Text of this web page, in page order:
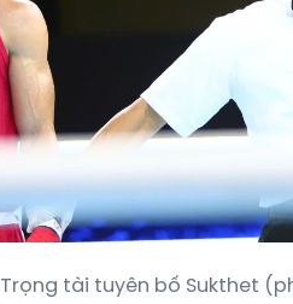
Trọng tài tuyên bố Sukthet